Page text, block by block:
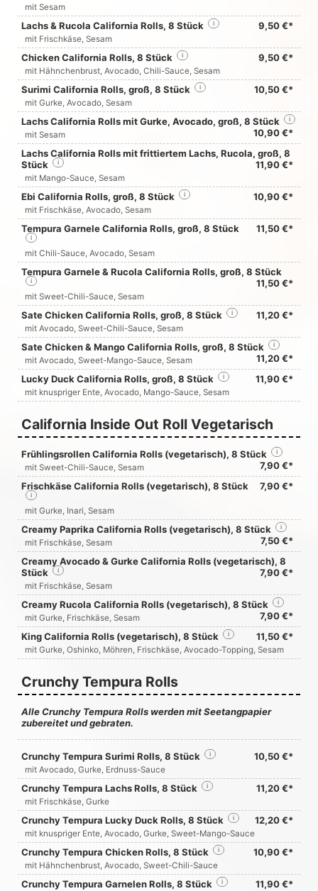
mit Sesam
Lachs & Rucola California Rolls, 8 Stück 9,50 €*
i
mit Frischkäse, Sesam
Chicken California Rolls, 8 Stück 9,50 €*
i
mit Hähnchenbrust, Avocado, Chili-Sauce, Sesam
Surimi California Rolls, groß, 8 Stück 10,50 €*
i
mit Gurke, Avocado, Sesam
Lachs California Rolls mit Gurke, Avocado, groß, 8 Stück
10,90 €*
i
mit Sesam
Lachs California Rolls mit frittiertem Lachs, Rucola, groß, 8
Stück
11,90 €*
i
mit Mango-Sauce, Sesam
Ebi California Rolls, groß, 8 Stück 10,90 €*
i
mit Frischkäse, Avocado, Sesam
Tempura Garnele California Rolls, groß, 8 Stück 11,50 €*
i
mit Chili-Sauce, Avocado, Sesam
Tempura Garnele & Rucola California Rolls, groß, 8 Stück
11,50 €*
i
mit Sweet-Chili-Sauce, Sesam
Sate Chicken California Rolls, groß, 8 Stück 11,20 €*
i
mit Avocado, Sweet-Chili-Sauce, Sesam
Sate Chicken & Mango California Rolls, groß, 8 Stück
11,20 €*
i
mit Avocado, Sweet-Mango-Sauce, Sesam
Lucky Duck California Rolls, groß, 8 Stück 11,90 €*
i
mit knuspriger Ente, Avocado, Mango-Sauce, Sesam
California Inside Out Roll Vegetarisch
Frühlingsrollen California Rolls (vegetarisch), 8 Stück
7,90 €*
i
mit Sweet-Chili-Sauce, Sesam
Frischkäse California Rolls (vegetarisch), 8 Stück 7,90 €*
i
mit Gurke, Inari, Sesam
Creamy Paprika California Rolls (vegetarisch), 8 Stück
7,50 €*
i
mit Frischkäse, Sesam
Creamy Avocado & Gurke California Rolls (vegetarisch), 8
Stück
7,90 €*
i
mit Frischkäse, Sesam
Creamy Rucola California Rolls (vegetarisch), 8 Stück
7,90 €*
i
mit Gurke, Frischkäse, Sesam
King California Rolls (vegetarisch), 8 Stück 11,50 €*
i
mit Gurke, Oshinko, Möhren, Frischkäse, Avocado-Topping, Sesam
Crunchy Tempura Rolls
Alle Crunchy Tempura Rolls werden mit Seetangpapier
zubereitet und gebraten.
Crunchy Tempura Surimi Rolls, 8 Stück 10,50 €*
i
mit Avocado, Gurke, Erdnuss-Sauce
Crunchy Tempura Lachs Rolls, 8 Stück 11,20 €*
i
mit Frischkäse, Gurke
Crunchy Tempura Lucky Duck Rolls, 8 Stück 12,20 €*
i
mit knuspriger Ente, Avocado, Gurke, Sweet-Mango-Sauce
Crunchy Tempura Chicken Rolls, 8 Stück 10,90 €*
i
mit Hähnchenbrust, Avocado, Sweet-Chili-Sauce
Crunchy Tempura Garnelen Rolls, 8 Stück 11,90 €*
i